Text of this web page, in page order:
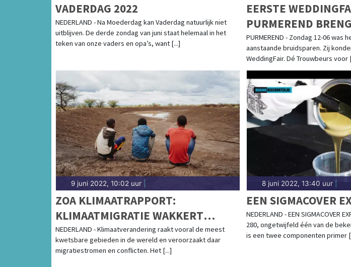
VADERDAG 2022
NEDERLAND - Na Moederdag kan Vaderdag natuurlijk niet
uitblijven. De derde zondag van juni staat helemaal in het
teken van onze vaders en opa’s, want [...]
EERSTE
PURMEREND
BEZOEKERS NAAR
PURMEREND - Zondag 12-06
aanstaande bruidsparen. Zij
WeddingFair. Dé Trouwbeurs voor
9 juni 2022, 10:02 uur
ZOA KLIMAATRAPPORT:
KLIMAATMIGRATIE WAKKERT
NIEUWE CONFLICTEN AAN “MAAK
MENSEN KLIMAATWEERBAAR OM
NEDERLAND - Klimaatverandering raakt vooral de meest
kwetsbare gebieden in de wereld en veroorzaakt daar
migratiestromen en conflicten. Het [...]
8 juni 2022, 13:40 uur|
EEN SIGMACOVER
NEDERLAND - EEN SIGMACOVER
280, ongetwijfeld één van de
is een twee componenten primer